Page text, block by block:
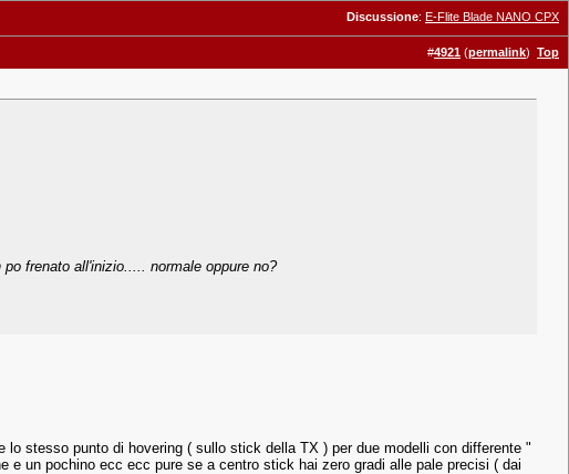
Discussione: E-Flite Blade NANO CPX
#4921 (permalink) Top
frenato all'inizio..... normale oppure no?
stesso punto di hovering ( sullo stick della TX ) per due modelli con differente "
un pochino ecc ecc pure se a centro stick hai zero gradi alle pale precisi ( dai